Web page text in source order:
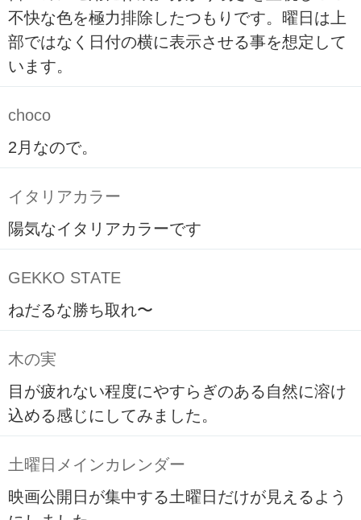
不快な色を極力排除したつもりです。曜日は上
部ではなく日付の横に表示させる事を想定して
います。
choco
2月なので。
イタリアカラー
陽気なイタリアカラーです
GEKKO STATE
ねだるな勝ち取れ〜
木の実
目が疲れない程度にやすらぎのある自然に溶け
込める感じにしてみました。
土曜日メインカレンダー
映画公開日が集中する土曜日だけが見えるよう